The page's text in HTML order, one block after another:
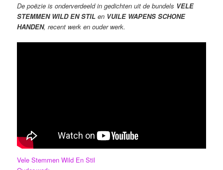
De poëzie is onderverdeeld in gedichten uit de bundels VELE
STEMMEN WILD EN STIL en VUILE WAPENS SCHONE
HANDEN, recent werk en ouder werk.
Vele Stemmen Wild En Stil